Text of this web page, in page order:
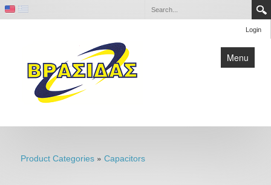
Login
Menu
Home
Product Categories »Capacitors